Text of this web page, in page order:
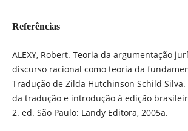
Referências
ALEXY, Robert. Teoria da argumentação
discurso racional como teoria da
Tradução de Zilda Hutchinson Schild Silva.
da tradução e introdução à edição
2. ed. São Paulo: Landy Editora, 2005a.